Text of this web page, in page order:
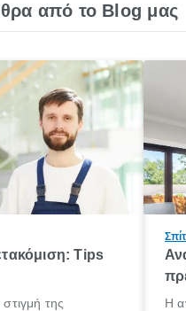
από το Blog μας
Tips
της
Η